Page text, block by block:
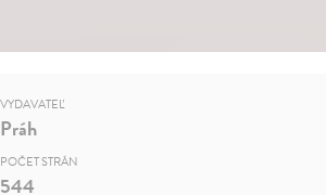
VYDAVATEĽ
Práh
POČET STRÁN
544